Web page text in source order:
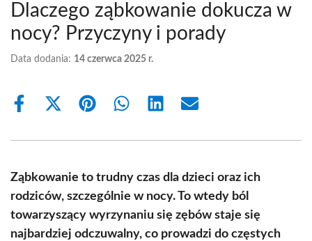
Dlaczego ząbkowanie dokucza w
nocy? Przyczyny i porady
Data dodania: 14 czerwca 2025 r.
Share
Share
(Twitter)
Share Share Share Share
Ząbkowanie to trudny czas dla dzieci oraz ich
rodziców, szczególnie w nocy. To wtedy ból
towarzyszący wyrzynaniu się zębów staje się
najbardziej odczuwalny, co prowadzi do częstych